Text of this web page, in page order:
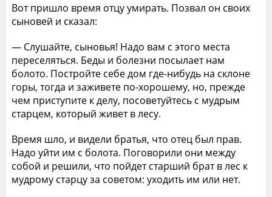
Вот пришло время отцу умирать. Позвал он своих
сыновей и сказал:
— Слушайте, сыновья! Надо вам с этого места
переселяться. Беды и болезни посылает нам
болото. Постройте себе дом где-нибудь на склоне
горы, тогда и заживете по-хорошему, но, прежде
чем приступите к делу, посоветуйтесь с мудрым
старцем, который живет в лесу.
Время шло, и видели братья, что отец был прав.
Надо уйти им с болота. Поговорили они между
собой и решили, что пойдет старший брат в лес к
мудрому старцу за советом: уходить им или нет.